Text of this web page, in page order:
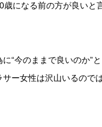
歳になる前の方が良いと
“今のままで良いのか”
ー女性は沢山いるので